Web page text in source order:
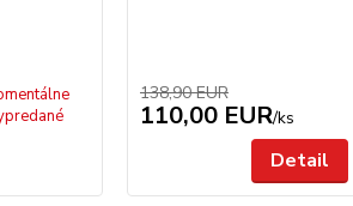
138,90 EUR
110,00 EUR/ks
Detail